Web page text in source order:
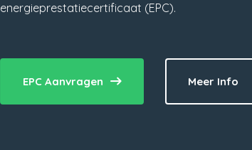
energieprestatiecertificaat (EPC).
EPC Aanvragen Meer Info